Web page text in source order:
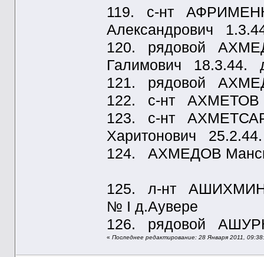
119. с-нт
Александрович
120. рядовой
Галимович 18.3.44.
121. рядовой
122. с-нт АХМЕТОВ
123. с-нт
Харитонович
124. АХМЕДОВ
125. л-нт АШИХМИН
№ I д.Аувере
126. рядовой
« Последнее редактирование: 28 Января 2011,